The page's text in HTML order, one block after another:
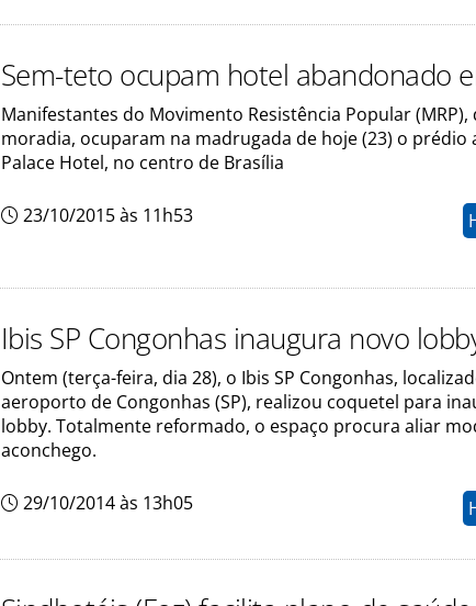
Sem-teto ocupam hotel abandonado
Manifestantes do Movimento Resistência Popular
moradia, ocuparam na madrugada de hoje (23) o
Palace Hotel, no centro de Brasília
23/10/2015 às 11h53
Ibis SP Congonhas inaugura novo
Ontem (terça-feira, dia 28), o Ibis SP Congonhas,
aeroporto de Congonhas (SP), realizou coquetel para
lobby. Totalmente reformado, o espaço procura aliar
aconchego.
29/10/2014 às 13h05